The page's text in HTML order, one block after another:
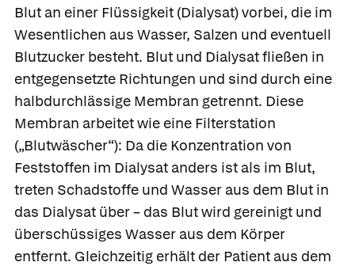
Blut an einer Flüssigkeit (Dialysat) vorbei, die im
Wesentlichen aus Wasser, Salzen und eventuell
Blutzucker besteht. Blut und Dialysat fließen in
entgegensetzte Richtungen und sind durch eine
halbdurchlässige Membran getrennt. Diese
Membran arbeitet wie eine Filterstation
(„Blutwäscher“): Da die Konzentration von
Feststoffen im Dialysat anders ist als im Blut,
treten Schadstoffe und Wasser aus dem Blut in
das Dialysat über – das Blut wird gereinigt und
überschüssiges Wasser aus dem Körper
entfernt. Gleichzeitig erhält der Patient aus dem